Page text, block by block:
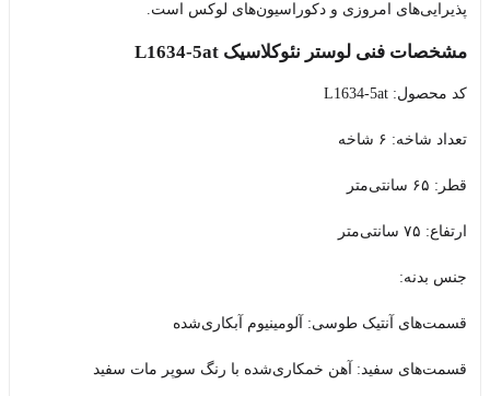
پذیرایی‌های امروزی و دکوراسیون‌های لوکس است.
مشخصات فنی لوستر نئوکلاسیک L1634-5at
کد محصول: L1634-5at
تعداد شاخه: ۶ شاخه
قطر: ۶۵ سانتی‌متر
ارتفاع: ۷۵ سانتی‌متر
جنس بدنه:
قسمت‌های آنتیک طوسی: آلومینیوم آبکاری‌شده
قسمت‌های سفید: آهن خمکاری‌شده با رنگ سوپر مات سفید